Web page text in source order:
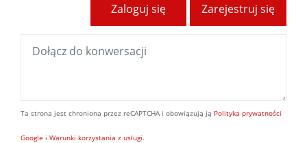
Zarejestruj się
Zaloguj się
Ta strona jest chroniona przez reCAPTCHA i obowiązują ją Polityka prywatności
Google i Warunki korzystania z usługi.